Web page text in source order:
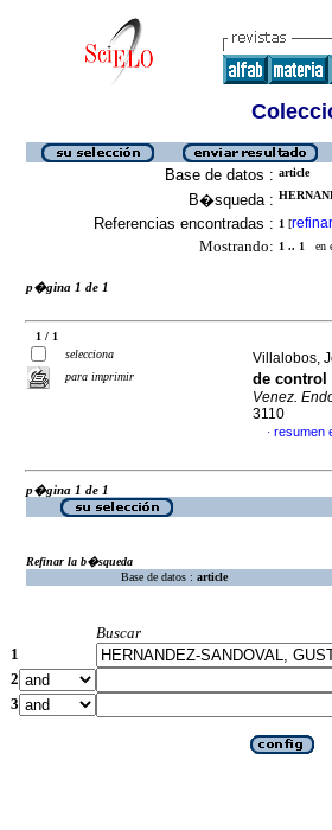
Base de datos : article
B�squeda :
Referencias encontradas : 1 [refinar
Mostrando: 1 .. 1 en
p�gina 1 de 1
1 / 1
selecciona
para imprimir
Villalobos,
de control
Venez.
3110
· resumen
p�gina 1 de 1
Refinar la b�squeda
Base de datos : article
Buscar
1
2
3